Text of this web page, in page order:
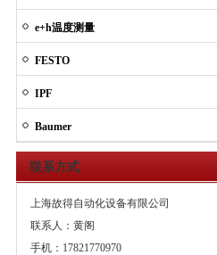
e+h温度测量
FESTO
IPF
Baumer
联系方式
上海故得自动化设备有限公司
联系人：黄阁
手机：17821770970